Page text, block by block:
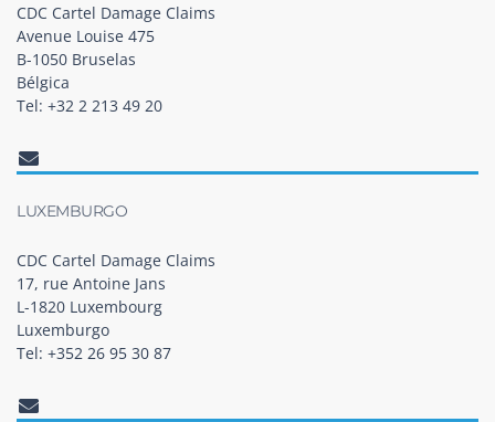
CDC Cartel Damage Claims
Avenue Louise 475
B-1050 Bruselas
Bélgica
Tel: +32 2 213 49 20
LUXEMBURGO
CDC Cartel Damage Claims
17, rue Antoine Jans
L-1820 Luxembourg
Luxemburgo
Tel: +352 26 95 30 87